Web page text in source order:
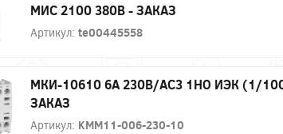
МИС 2100 380В - ЗАКАЗ
Артикул: te00445558
МКИ-10610 6А 230В/АС3 1НО ИЭК (1/
ЗАКАЗ
Артикул: KMM11-006-230-10